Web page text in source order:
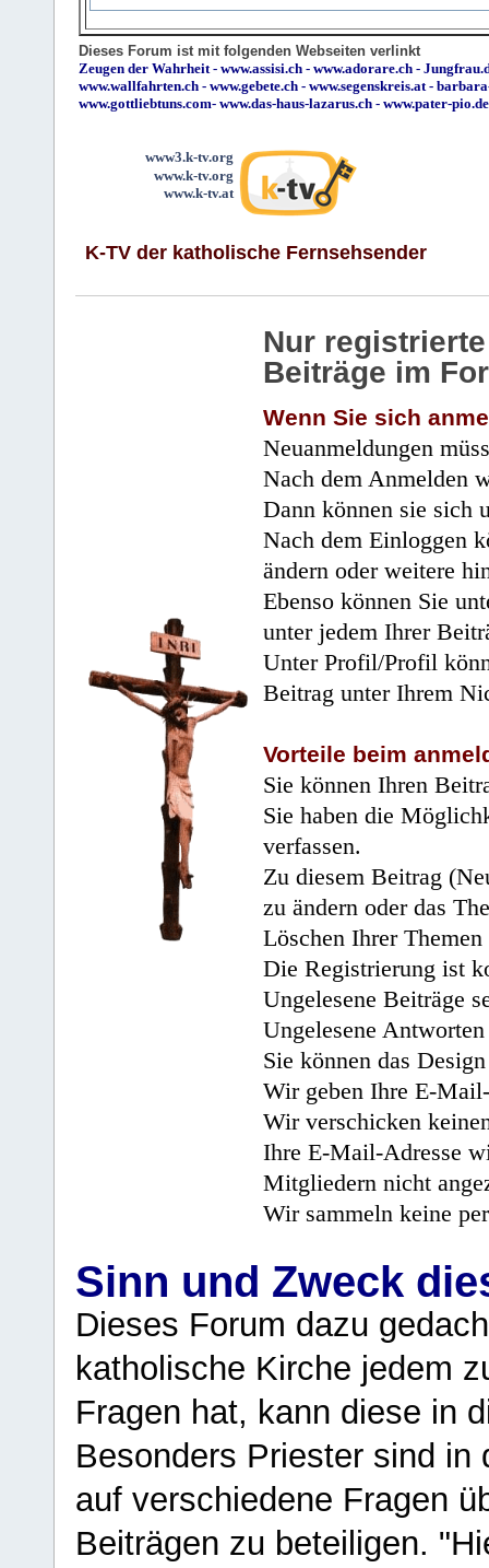
Dieses Forum ist mit folgenden Webseiten verlinkt
Zeugen der Wahrheit - www.assisi.ch - www.adorare.ch -
www.wallfahrten.ch - www.gebete.ch - www.segenskreis.at -
www.gottliebtuns.com- www.das-haus-lazarus.ch - www.pater-pio.de
www3.k-tv.org
www.k-tv.org
www.k-tv.at
K-TV der katholische Fernsehsender
Nur
Beiträge im
Wenn Sie sich
Neuanmeldungen
Nach dem Anmelden
Dann können sie sich
Nach dem Einloggen
ändern oder weitere
Ebenso können Sie
unter jedem Ihrer
Unter Profil/Profil
Beitrag unter Ihrem
Vorteile beim
Sie können Ihren
Sie haben die
verfassen.
Zu diesem Beitrag
zu ändern oder das
Löschen Ihrer
Die Registrierung ist
Ungelesene Beiträge
Ungelesene
Sie können das
Wir geben Ihre E-
Wir verschicken
Ihre E-Mail-Adresse
Mitgliedern nicht
Wir sammeln keine
Sinn und Zweck
Dieses Forum dazu
katholische Kirche jedem
Fragen hat, kann diese in
Besonders Priester sind in
auf verschiedene Fragen
Beiträgen zu beteiligen.